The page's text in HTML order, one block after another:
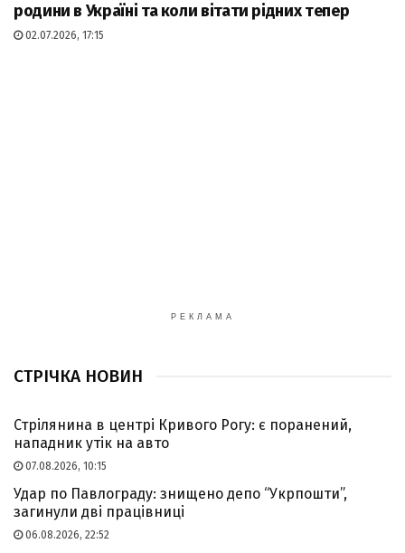
родини в Україні та коли вітати рідних тепер
02.07.2026, 17:15
РЕКЛАМА
СТРІЧКА НОВИН
Стрілянина в центрі Кривого Рогу: є поранений,
нападник утік на авто
07.08.2026, 10:15
Удар по Павлограду: знищено депо “Укрпошти”,
загинули дві працівниці
06.08.2026, 22:52